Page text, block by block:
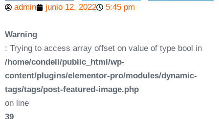
admin junio 12, 2022 5:45 pm
Warning
: Trying to access array offset on value of type bool in
/home/condell/public_html/wp-
content/plugins/elementor-pro/modules/dynamic-
tags/tags/post-featured-image.php
on line
39